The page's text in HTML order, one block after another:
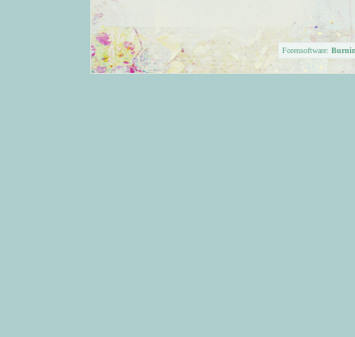
Forensoftware: